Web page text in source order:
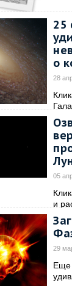
25
о
28
05
и
29
Еще